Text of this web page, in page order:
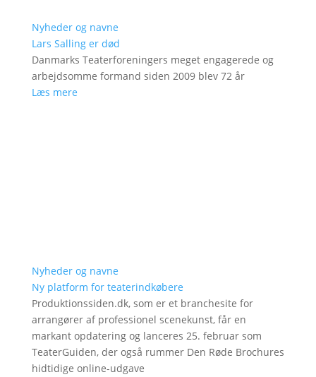
Nyheder og navne
Lars Salling er død
Danmarks Teaterforeningers meget engagerede og
arbejdsomme formand siden 2009 blev 72 år
Læs mere
Nyheder og navne
Ny platform for teaterindkøbere
Produktionssiden.dk, som er et branchesite for
arrangører af professionel scenekunst, får en
markant opdatering og lanceres 25. februar som
TeaterGuiden, der også rummer Den Røde Brochures
hidtidige online-udgave